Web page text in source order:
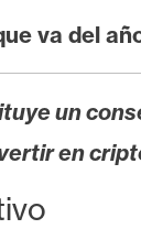
va del
un
en